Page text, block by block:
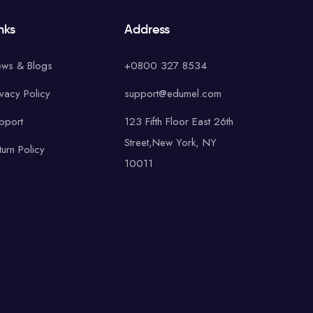
& Blogs
Policy
Policy
Address
+0800 327 8534
support@edumel.com
123 Fifth Floor East 26th
Street,New York, NY
10011